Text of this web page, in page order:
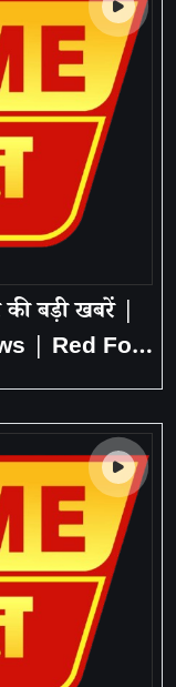
बड़ी खबरें |
| Red Fort